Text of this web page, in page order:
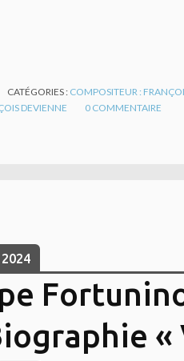
CATÉGORIES : COMPOSITEUR :
DEVIENNE 0 COMMENTAIRE
2024
«